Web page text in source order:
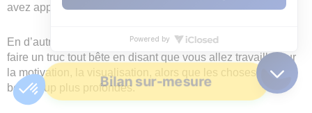
avez appris en DU ou sur LNF.
En d’autres termes, c’est impossible si vous vous mettez à
faire un truc tout bête en disant que vous allez travailler sur
la motivation, la visualisation, alors que les choses sont
beaucoup plus profondes.Bilan sur-mesure